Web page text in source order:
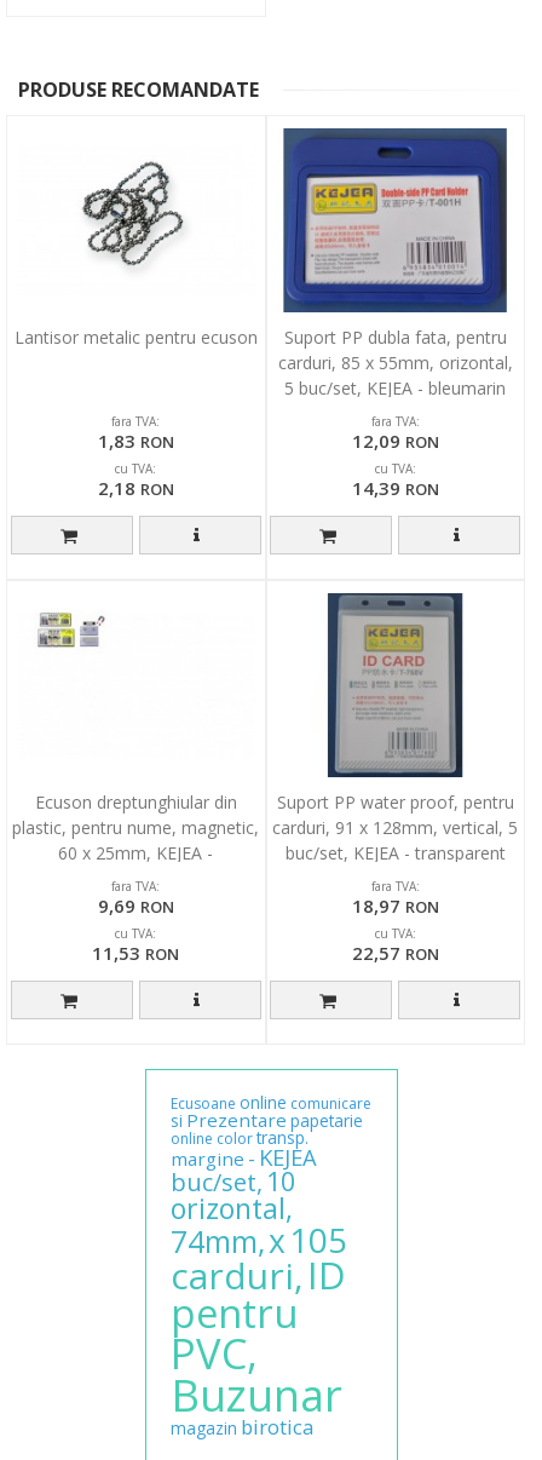
PRODUSE RECOMANDATE
Lantisor metalic pentru ecuson
fara TVA:
1,83 RON
cu TVA:
2,18 RON
Suport PP dubla fata, pentru
carduri, 85 x 55mm, orizontal,
5 buc/set, KEJEA - bleumarin
fara TVA:
12,09 RON
cu TVA:
14,39 RON
Ecuson dreptunghiular din
plastic, pentru nume, magnetic,
60 x 25mm, KEJEA -
transparent
fara TVA:
9,69 RON
cu TVA:
11,53 RON
Suport PP water proof, pentru
carduri, 91 x 128mm, vertical, 5
buc/set, KEJEA - transparent
fara TVA:
18,97 RON
cu TVA:
22,57 RON
Ecusoane online comunicare
si Prezentare papetarie
online colortransp.
margine - KEJEA
buc/set, 10
orizontal,
74mm,x105
carduri,ID
pentru
PVC,
Buzunar
magazin birotica